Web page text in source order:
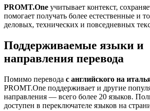
PROMT.One учитывает контекст,
помогает получать более естественные и
деловых, технических и повседневных
Поддерживаемые языки и
направления перевода
Помимо перевода с английского на
PROMT.One поддерживает и другие
направления — всего более 20 языков.
доступен в переключателе языков на